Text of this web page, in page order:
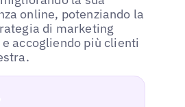
online, potenziando la
di marketing
accogliendo più clienti